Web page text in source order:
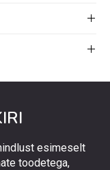
esimeselt
toodetega,